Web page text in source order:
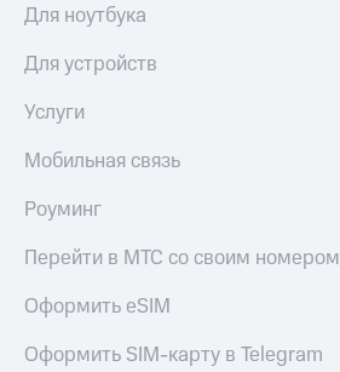
Для ноутбука
Для устройств
Услуги
Мобильная связь
Роуминг
Перейти в МТС со своим номером
Оформить eSIM
Оформить SIM-карту в Telegram